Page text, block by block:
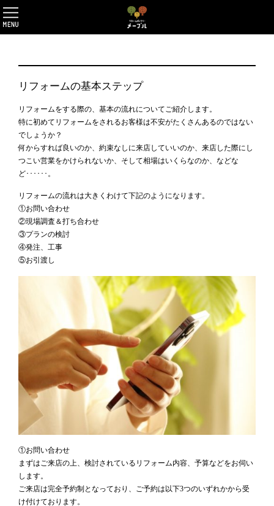
リフォームの基本ステップ
リフォームをする際の、基本の流れについてご紹介します。
特に初めてリフォームをされるお客様は不安がたくさんあるのではない
でしょうか？
何からすれば良いのか、約束なしに来店していいのか、来店した際にし
つこい営業をかけられないか、そして相場はいくらなのか、などな
ど･･････。
リフォームの流れは大きくわけて下記のようになります。
①お問い合わせ
②現場調査＆打ち合わせ
③プランの検討
④発注、工事
⑤お引渡し
①お問い合わせ
まずはご来店の上、検討されているリフォーム内容、予算などをお伺い
します。
ご来店は完全予約制となっており、ご予約は以下3つのいずれかから受
け付けております。